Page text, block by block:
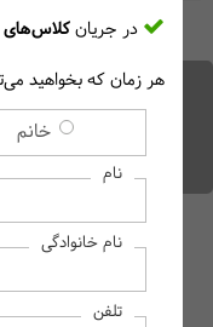
امنیت
در جریانکلاس‌های
هر زمان که بخواهید
خانم
نام
نام خانوادگی
تلفن